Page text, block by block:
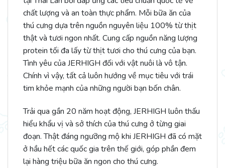
chất lượng và an toàn thực phẩm. Mỗi bữa ăn của
thú cưng dựa trên nguồn nguyên liệu 100% từ thịt
thật và tươi ngon nhất. Cung cấp nguồn năng lượng
protein tối đa lấy từ thịt tươi cho thú cưng của bạn.
Tình yêu của JERHIGH đối với vật nuôi là vô tận.
Chính vì vậy, tất cả luôn hướng về mục tiêu với trái
tim khỏe mạnh của những người bạn bốn chân.
Trải qua gần 20 năm hoạt động, JERHIGH luôn thấu
hiểu khẩu vị và sở thích của thú cưng ở từng giai
đoạn. Thật đáng ngưỡng mộ khi JERHIGH đã có mặt
ở hầu hết các quốc gia trên thế giới, góp phần đem
lại hàng triệu bữa ăn ngon cho thú cưng.